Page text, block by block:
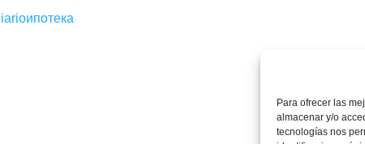
Para ofrecer las
almacenar y/o
tecnologías nos
ипотека